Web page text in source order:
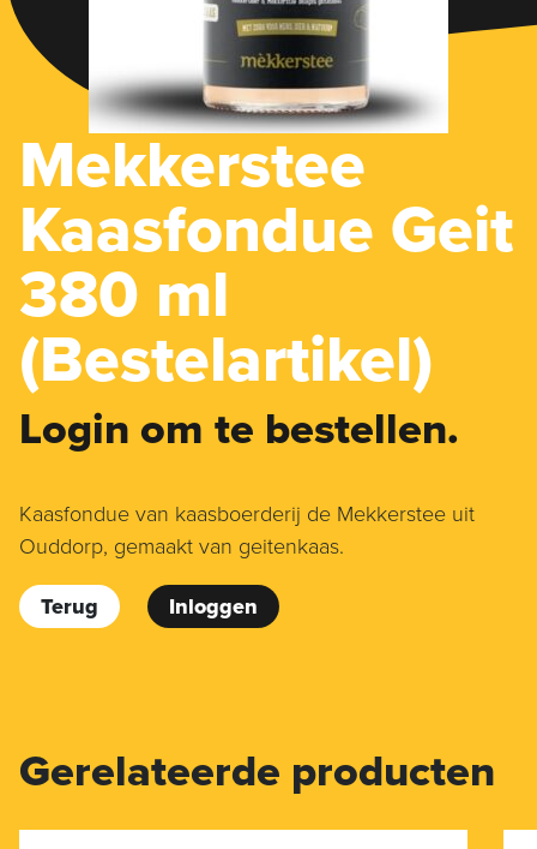
Mekkerstee
Kaasfondue Geit
380 ml
(Bestelartikel)
Login om te bestellen.
Kaasfondue van kaasboerderij de Mekkerstee uit
Ouddorp, gemaakt van geitenkaas.
Terug Inloggen
Gerelateerde producten